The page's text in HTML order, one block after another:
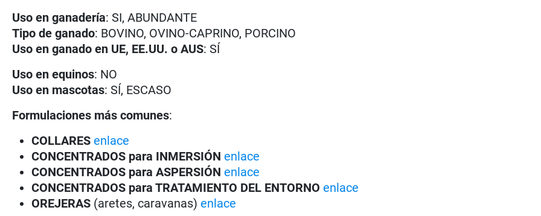
Uso en ganadería: SI, ABUNDANTE
Tipo de ganado: BOVINO, OVINO-CAPRINO, PORCINO
Uso en ganado en UE, EE.UU. o AUS: SÍ
Uso en equinos: NO
Uso en mascotas: SÍ, ESCASO
Formulaciones más comunes:
COLLARES enlace
CONCENTRADOS para INMERSIÓN enlace
CONCENTRADOS para ASPERSIÓN enlace
CONCENTRADOS para TRATAMIENTO DEL ENTORNO enlace
OREJERAS (aretes, caravanas) enlace